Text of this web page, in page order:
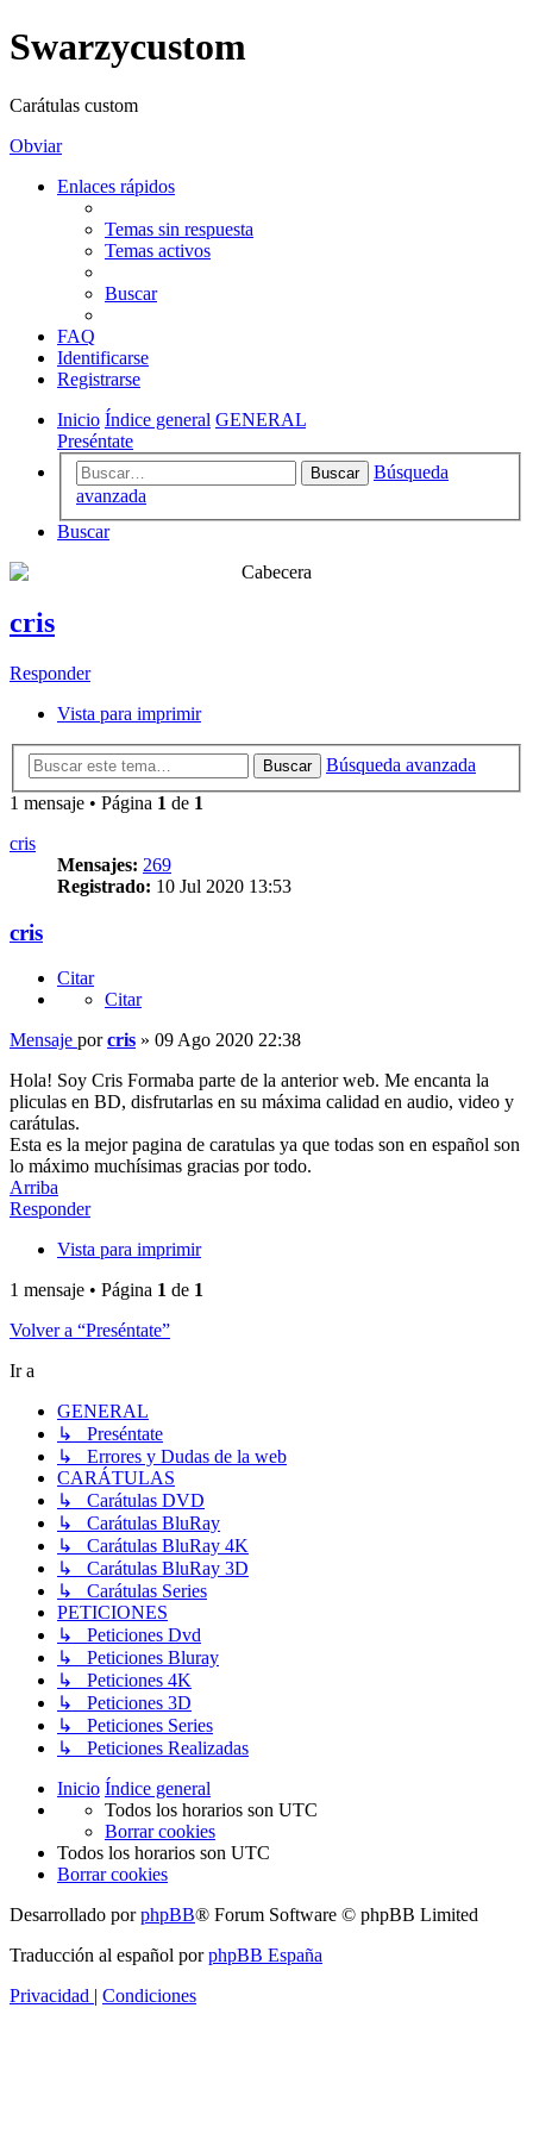
Swarzycustom
Carátulas custom
Obviar
Enlaces rápidos
Temas sin respuesta
Temas activos
Buscar
FAQ
Identificarse
Registrarse
Inicio Índice general GENERAL
Preséntate
Buscar
Búsqueda
avanzada
Buscar
cris
Responder
Vista para imprimir
Buscar
Búsqueda avanzada
1 mensaje • Página 1 de 1
cris
Mensajes: 269
Registrado: 10 Jul 2020 13:53
cris
Citar
Citar
Mensaje porcris » 09 Ago 2020 22:38
Hola! Soy Cris Formaba parte de la anterior web. Me encanta la
pliculas en BD, disfrutarlas en su máxima calidad en audio, video y
carátulas.
Esta es la mejor pagina de caratulas ya que todas son en español son
lo máximo muchísimas gracias por todo.
Arriba
Responder
Vista para imprimir
1 mensaje • Página 1 de 1
Volver a “Preséntate”
Ir a
GENERAL
↳ Preséntate
↳ Errores y Dudas de la web
CARÁTULAS
↳ Carátulas DVD
↳ Carátulas BluRay
↳ Carátulas BluRay 4K
↳ Carátulas BluRay 3D
↳ Carátulas Series
PETICIONES
↳ Peticiones Dvd
↳ Peticiones Bluray
↳ Peticiones 4K
↳ Peticiones 3D
↳ Peticiones Series
↳ Peticiones Realizadas
Inicio Índice general
Todos los horarios son UTC
Borrar cookies
Todos los horarios son UTC
Borrar cookies
Desarrollado porphpBB® Forum Software © phpBB Limited
Traducción al español porphpBB España
Privacidad | Condiciones